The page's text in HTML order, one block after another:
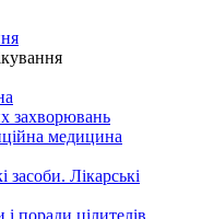
захворювань
медицина
засоби. Лікарські
поради цілителів